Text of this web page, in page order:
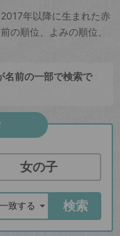
年以降に生まれた赤
の順位、よみの順位、
名前の一部で検索で
女の子
検索